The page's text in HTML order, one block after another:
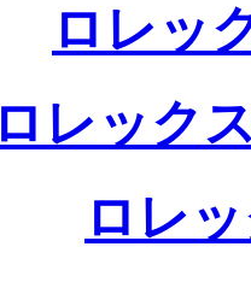
ロレッ
ロレック
ロレ